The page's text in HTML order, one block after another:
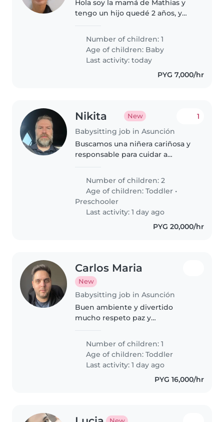
Hola soy la mamá de Mathias y
tengo un hijo quedé 2 años, y
Number of children: 1
Age of children: Baby
Last activity: today
PYG 7,000/hr
Nikita New
Babysitting job in Asunción
1
Buscamos una niñera cariñosa y
responsable para cuidar a
de 3 años y un niño de 5 años.
Necesitamos alguien que se
sienta cómodo con mascotas y
Number of children: 2
Age of children:Toddler •
Preschooler
Last activity: 1 day ago
PYG 20,000/hr
Carlos Maria
New
Babysitting job in Asunción
Buen ambiente y divertido
mucho respeto paz y
Number of children: 1
Age of children:Toddler
Last activity: 1 day ago
PYG 16,000/hr